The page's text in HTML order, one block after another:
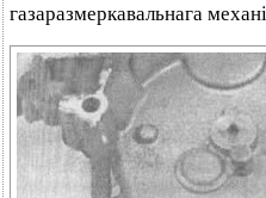
газаразмеркавальнага